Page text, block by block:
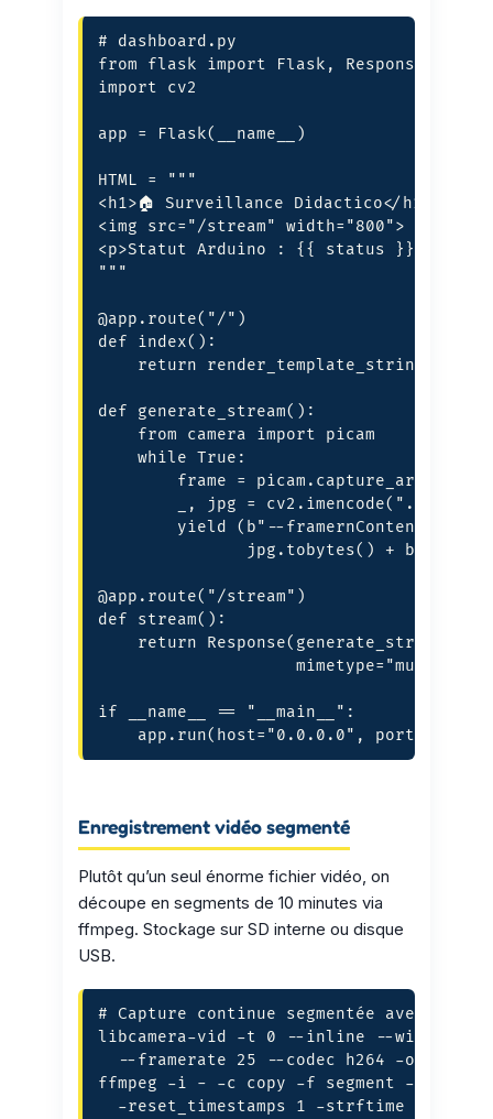
# dashboard.py
from flask import Flask, Response,
import cv2
app = Flask(__name__)
HTML = """
<h1>🏠 Surveillance Didactico</h1>
<img src="/stream" width="800">
<p>Statut Arduino : {{ status }}</p>
"""
@app.route("/")
def index():
return render_template_string(HTML,
def generate_stream():
    from camera import picam
    while True:
        frame = picam.capture_array()
_, jpg = cv2.imencode(".jpg",
yield (b"--framernContent-Type:
               jpg.tobytes() + b"rn")
@app.route("/stream")
def stream():
    return Response(generate_stream(),
if __name__ == "__main__":
app.run(host="0.0.0.0", port=5000,
Enregistrement vidéo segmenté
Plutôt qu’un seul énorme fichier vidéo, on
découpe en segments de 10 minutes via
ffmpeg. Stockage sur SD interne ou disque
USB.
# Capture continue segmentée avec
libcamera-vid -t 0 --inline --width
  --framerate 25 --codec h264 -o - |
ffmpeg -i - -c copy -f segment -
  -reset_timestamps 1 -strftime 1